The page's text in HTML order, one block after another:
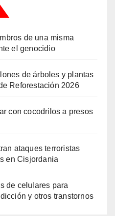
de una misma
el genocidio
de árboles y plantas
Reforestación 2026
con cocodrilos a presos
ataques terroristas
en Cisjordania
de celulares para
y otros transtornos